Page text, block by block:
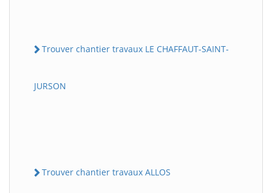
Trouver chantier travaux LE CHAFFAUT-SAINT-
JURSON
Trouver chantier travaux ALLOS